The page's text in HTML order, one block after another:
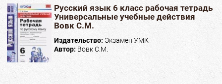
Русский язык 6 класс рабочая тетрадь
Универсальные учебные действия
Вовк С.М.
Издательство: Экзамен УМК
Автор: Вовк С.М.